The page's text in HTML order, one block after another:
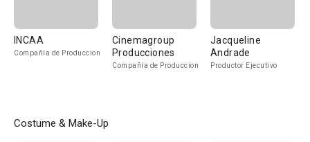
INCAA
Compañía de Produccion
Cinemagroup
Producciones
Compañía de Produccion
Jacqueline
Andrade
Productor Ejecutivo
Costume & Make-Up